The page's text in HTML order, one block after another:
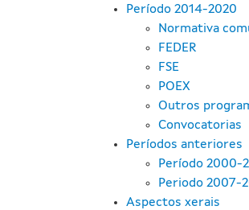
Período 2014-2020
Normativa
FEDER
FSE
POEX
Outros
Convocatorias
Períodos anteriores
Período 2000-
Periodo 2007-
Aspectos xerais